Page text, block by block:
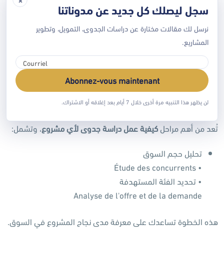
ما هو المشروع؟
• ما الهدف منه؟
• من هم العملاء المستهدفون؟
كلما كانت الفكرة واضحة، كانت الدراسة أكثر دقة.
2إجراء الدراسة السوقية
تُعد من أهم مراحل كيفية عمل دراسة جدوى لأي مشروع، وتشمل:
تحليل حجم السوق
• Étude des concurrents
• تحديد الفئة المستهدفة
Analyse de l'offre et de la demande
هذه الخطوة تساعدك على معرفة مدى نجاح المشروع في السوق.
سجل ليصلك كل جديد عن مدوناتنا
نرسل لك مقالات مختارة عن دراسات الجدوى، التمويل، وتطوير
المشاريع.
Abonnez-vous maintenant
لن يظهر هذا التنبيه مرة أخرى خلال 7 أيام بعد إغلاقه أو الاشتراك.